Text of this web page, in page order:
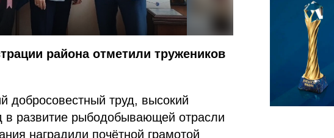
района отметили тружеников
добросовестный труд, высокий
развитие рыбодобывающей отрасли
наградили почётной грамотой